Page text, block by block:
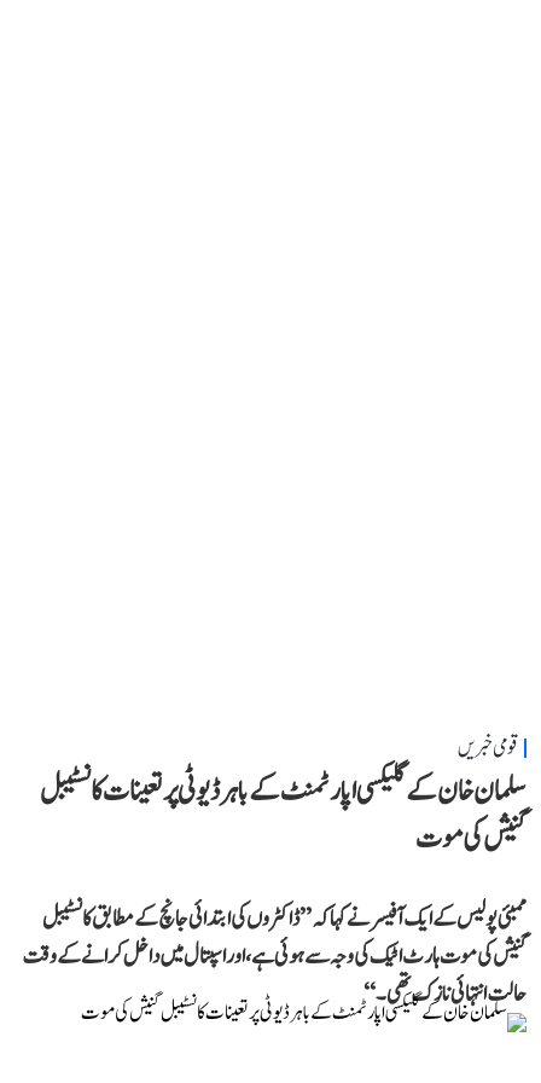
قومی خبریں
سلمان خان کے گلیکسی اپارٹمنٹ کے باہر ڈیوٹی پر تعینات کانسٹیبل
گنیش کی موت
ممبئی پولیس کے ایک آفیسر نے کہا کہ ’’ڈاکٹروں کی ابتدائی جانچ کے مطابق کانسٹیبل
گنیش کی موت ہارٹ اٹیک کی وجہ سے ہوئی ہے، اور اسپتال میں داخل کرانے کے وقت
حالت انتہائی نازک تھی۔‘‘